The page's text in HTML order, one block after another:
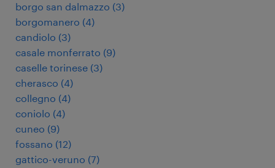
borgo san dalmazzo (3)
borgomanero (4)
candiolo (3)
casale monferrato (9)
caselle torinese (3)
cherasco (4)
collegno (4)
coniolo (4)
cuneo (9)
fossano (12)
gattico-veruno (7)